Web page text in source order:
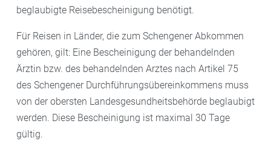
beglaubigte Reisebescheinigung benötigt.
Für Reisen in Länder, die zum Schengener Abkommen
gehören, gilt: Eine Bescheinigung der behandelnden
Ärztin bzw. des behandelnden Arztes nach Artikel 75
des Schengener Durchführungsübereinkommens muss
von der obersten Landesgesundheitsbehörde beglaubigt
werden. Diese Bescheinigung ist maximal 30 Tage
gültig.